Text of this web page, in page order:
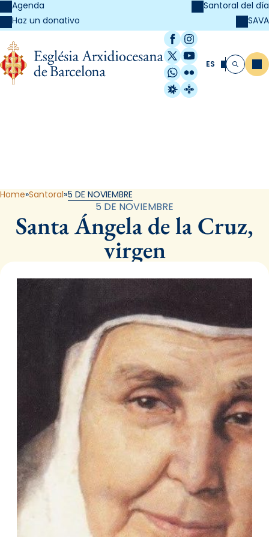
Agenda
Haz un donativo
Santoral del día
SAVA
Facebook
Instagram
X / Twitter
YouTube
WhatsApp
Flickr
Radio Estel
Catalunya
ES Buscar
Home Santoral 5 DE NOVIEMBRE
5 DE NOVIEMBRE
Santa Ángela de la Cruz,
virgen